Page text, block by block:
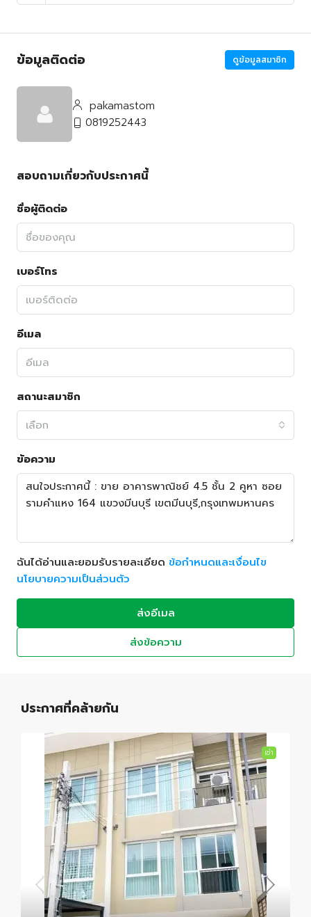
ข้อมูลติดต่อ ดูข้อมูลสมาชิก
pakamastom
0819252443
สอบถามเกี่ยวกับประกาศนี้
ชื่อผู้ติดต่อ
เบอร์โทร
อีเมล
สถานะสมาชิก
เลือก
ข้อความ
ฉันได้อ่านและยอมรับรายละเอียด ข้อกำหนดและเงื่อนไข
นโยบายความเป็นส่วนตัว
ส่งอีเมล
ส่งข้อความ
ประกาศที่คล้ายกัน
เช่า